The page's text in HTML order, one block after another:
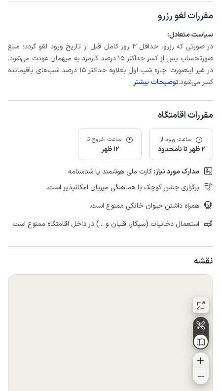
مقررات لغو رزرو
سیاست متعادل:
در صورتی که رزرو، حداقل 3 روز کامل قبل از تاریخ ورود لغو گردد؛ مبلغ
صورتحساب پس از کسر حداکثر 15 درصد کارمزد به میهمان عودت می‌شود.
در غیر اینصورت اجاره شب اول بعلاوه حداکثر 15 درصد شب‌های باقیمانده
کسر می‌شود.توضیحات بیشتر
مقررات اقامتگاه
ساعت ورود از
2 ظهر تا نامحدود
ساعت خروج تا
12 ظهر
مدارک مورد نیاز:کارت ملی هوشمند یا شناسنامه
برگزاری جشن کوچک با هماهنگی میزبان امکانپذیر است.
همراه داشتن حیوان خانگی ممنوع است.
استعمال دخانیات (سیگار، قلیان و ...) در داخل اقامتگاه ممنوع است.
نقشه